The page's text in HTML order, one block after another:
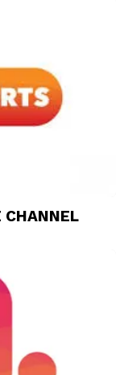
CHANNEL